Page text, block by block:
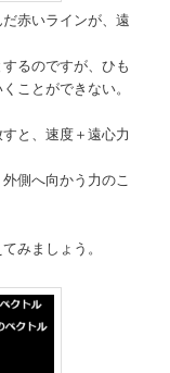
赤いラインが、遠
るのですが、ひも
ことができない。
と、速度＋遠心力
側へ向かう力のこ
みましょう。